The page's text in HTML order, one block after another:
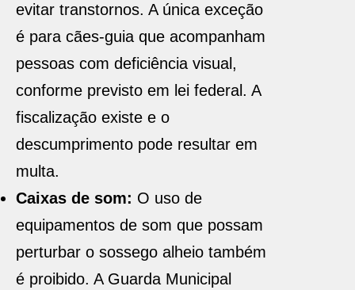
evitar transtornos. A única exceção
é para cães-guia que acompanham
pessoas com deficiência visual,
conforme previsto em lei federal. A
fiscalização existe e o
descumprimento pode resultar em
multa.
Caixas de som: O uso de
equipamentos de som que possam
perturbar o sossego alheio também
é proibido. A Guarda Municipal